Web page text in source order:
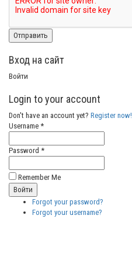
Вход на сайт
Войти
Login to your account
Don't have an account yet? Register now!
Username *
Password *
Remember Me
Forgot your password?
Forgot your username?